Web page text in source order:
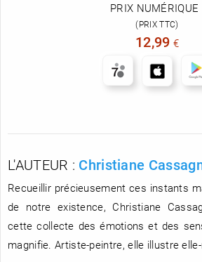
PRIX NUMÉRIQUE
(PRIX TTC)
12,99 €
L'AUTEUR : Christiane
Recueillir précieusement ces instants
de notre existence, Christiane
cette collecte des émotions et des
magnifie. Artiste-peintre, elle illustre